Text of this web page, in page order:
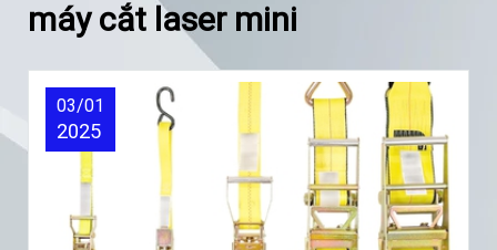
máy cắt laser mini
03/01
2025